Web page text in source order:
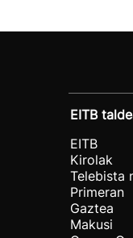
EITB
EITB
Kirolak
Telebista
Primeran
Gaztea
Makusi